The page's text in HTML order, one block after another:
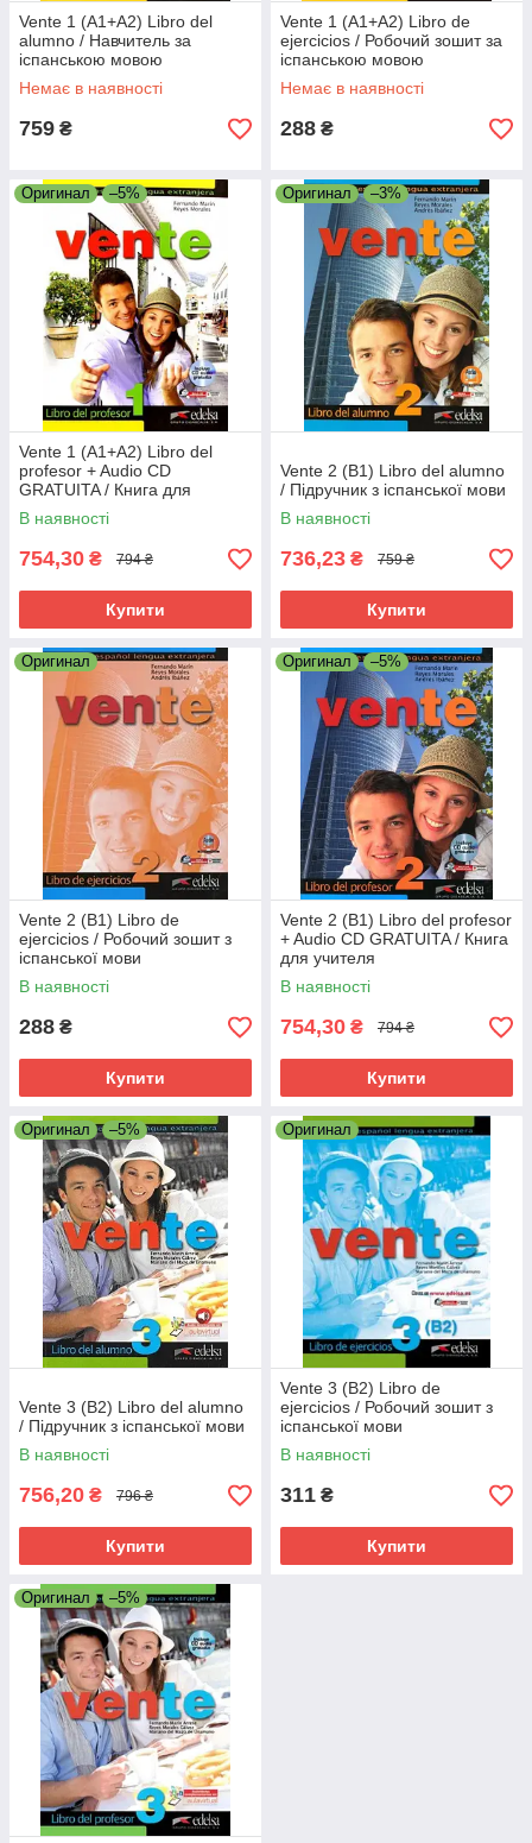
Vente 1 (A1+A2) Libro del
alumno / Навчитель за
іспанською мовою
Немає в наявності
759 ₴
Vente 1 (A1+A2) Libro de
ejercicios / Робочий зошит за
іспанською мовою
Немає в наявності
288 ₴
Оригинал –5%
Vente 1 (A1+A2) Libro del
profesor + Audio CD
GRATUITA / Книга для
учителя
В наявності
754,30 ₴ 794 ₴
Купити
Оригинал –3%
Vente 2 (B1) Libro del alumno
/ Підручник з іспанської мови
В наявності
736,23 ₴ 759 ₴
Купити
Оригинал
Vente 2 (B1) Libro de
ejercicios / Робочий зошит з
іспанської мови
В наявності
288 ₴
Купити
Оригинал –5%
Vente 2 (B1) Libro del profesor
+ Audio CD GRATUITA / Книга
для учителя
В наявності
754,30 ₴ 794 ₴
Купити
Оригинал –5%
Vente 3 (B2) Libro del alumno
/ Підручник з іспанської мови
В наявності
756,20 ₴ 796 ₴
Купити
Оригинал
Vente 3 (B2) Libro de
ejercicios / Робочий зошит з
іспанської мови
В наявності
311 ₴
Купити
Оригинал –5%